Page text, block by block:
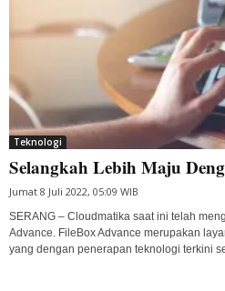
Teknologi
Selangkah Lebih Maju
Jumat 8 Juli 2022, 05:09 WIB
SERANG – Cloudmatika saat ini telah
Advance. FileBox Advance merupakan
yang dengan penerapan teknologi terkini